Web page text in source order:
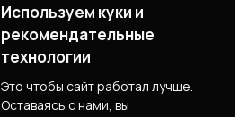
Используем куки и
рекомендательные
технологии
Это чтобы сайт работал лучше.
Оставаясь с нами, вы